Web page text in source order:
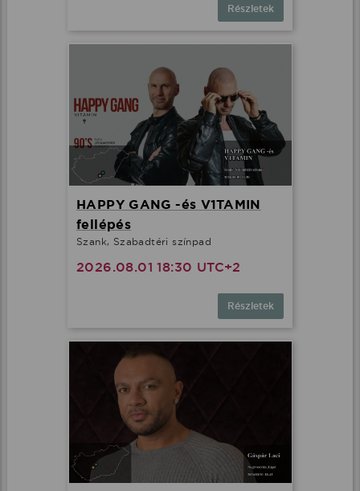
Részletek
HAPPY GANG -és V1TAMIN
fellépés
Szank, Szabadtéri színpad
2026.08.01 18:30 UTC+2
Részletek